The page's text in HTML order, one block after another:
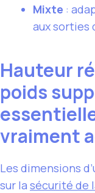
Mixte :
aux sorties
Hauteur
poids
vraiment
Les dimensions
sur la sécurité de